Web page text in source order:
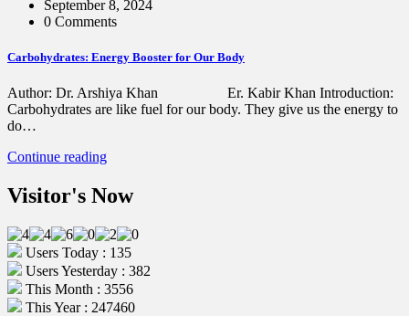
September 8, 2024
0 Comments
Carbohydrates: Energy Booster for Our Body
Author: Dr. Arshiya Khan Er. Kabir Khan Introduction:
Carbohydrates are like fuel for our body. They give us the energy to
do…
Continue reading
Visitor's Now
Users Today : 135
Users Yesterday : 382
This Month : 3556
This Year : 247460